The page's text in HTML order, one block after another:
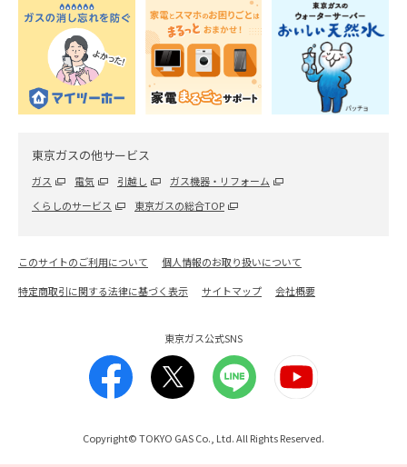
東京ガスの他サービス
ガス 電気 引越し
ガス機器・リフォーム
くらしのサービス
東京ガスの総合TOP
このサイトのご利用について
個人情報のお取り扱いについて
特定商取引に関する法律に基づく表示
サイトマップ 会社概要
東京ガス公式SNS
Copyright© TOKYO GAS Co., Ltd. All Rights Reserved.